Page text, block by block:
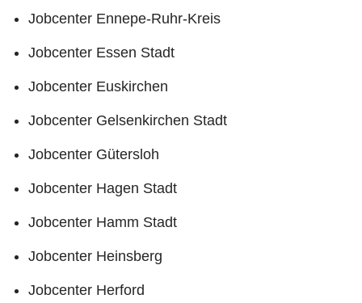
Jobcenter Ennepe-Ruhr-Kreis
Jobcenter Essen Stadt
Jobcenter Euskirchen
Jobcenter Gelsenkirchen Stadt
Jobcenter Gütersloh
Jobcenter Hagen Stadt
Jobcenter Hamm Stadt
Jobcenter Heinsberg
Jobcenter Herford